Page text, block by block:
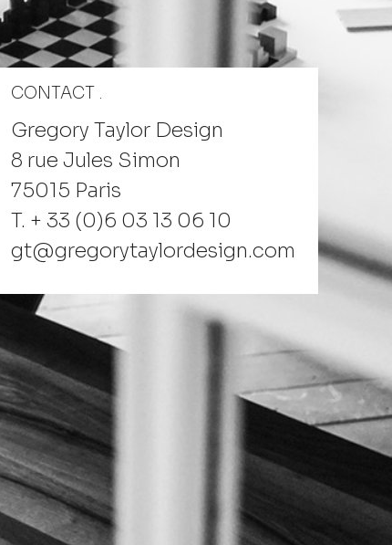
CONTACT .
Gregory Taylor Design
8 rue Jules Simon
75015 Paris
T. + 33 (0)6 03 13 06 10
gt@gregorytaylordesign.com